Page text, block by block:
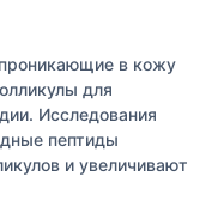
в кожу
для
Исследования
пептиды
и увеличивают